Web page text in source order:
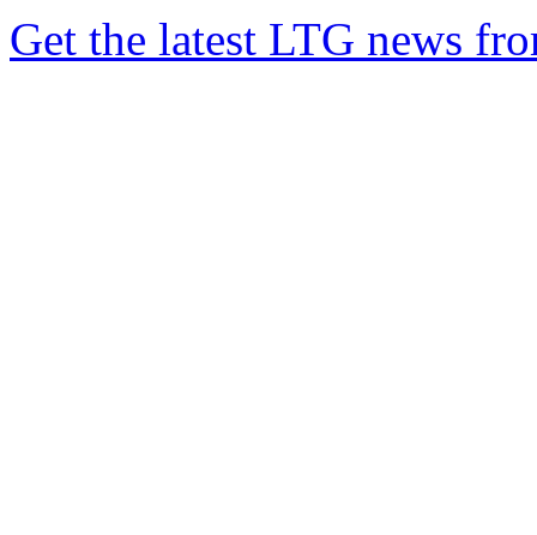
Get the latest LTG news